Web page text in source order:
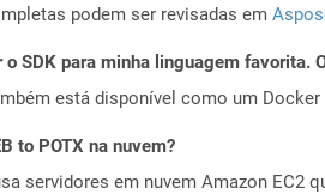
podem ser revisadas em
SDK para minha linguagem favorita.
está disponível como um
to POTX na nuvem?
servidores em nuvem Amazon EC2